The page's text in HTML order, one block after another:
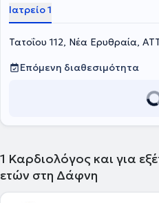
ένας πλήρης ιατρικός προορισμός
Ιατρείο 1
Τατοΐου 112, Νέα Ερυθραία,
Επόμενη διαθεσιμότητα
1 Καρδιολόγος και για
ετών στη Δάφνη